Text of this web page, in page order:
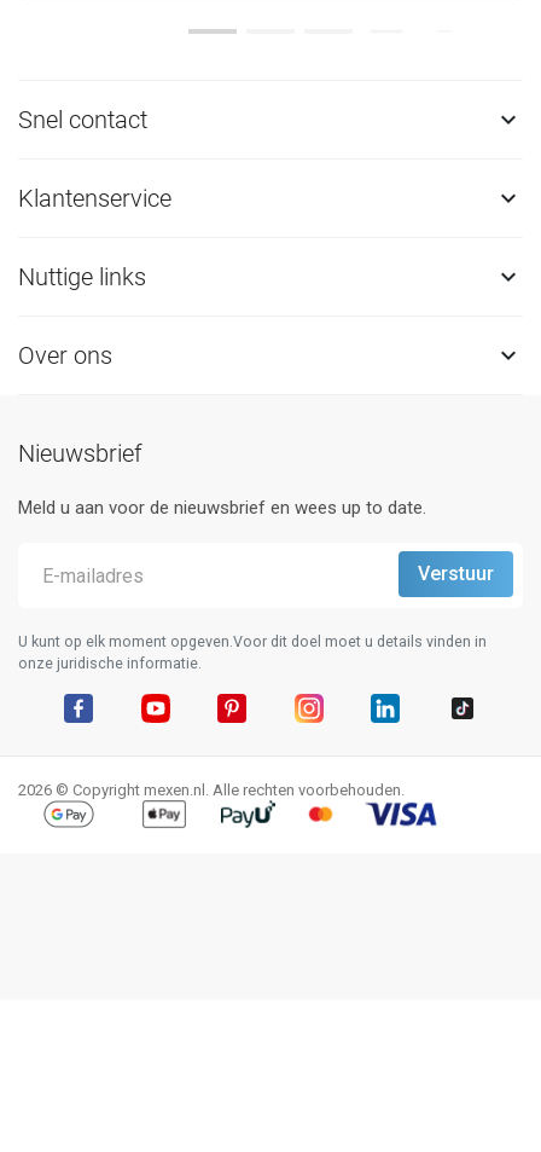
Snel contact 
Klantenservice 
Nuttige links 
Over ons 
Nieuwsbrief
Meld u aan voor de nieuwsbrief en wees up to date.
U kunt op elk moment opgeven.Voor dit doel moet u details vinden in
onze juridische informatie.
2026 © Copyright mexen.nl. Alle rechten voorbehouden.